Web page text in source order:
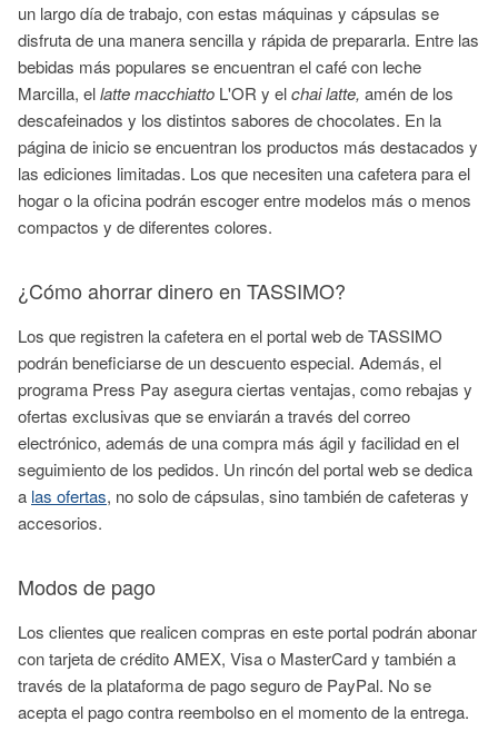
un largo día de trabajo, con estas máquinas y cápsulas se
disfruta de una manera sencilla y rápida de prepararla. Entre las
bebidas más populares se encuentran el café con leche
Marcilla, ellatte macchiatto L'OR y elchai latte, amén de los
descafeinados y los distintos sabores de chocolates. En la
página de inicio se encuentran los productos más destacados y
las ediciones limitadas. Los que necesiten una cafetera para el
hogar o la oficina podrán escoger entre modelos más o menos
compactos y de diferentes colores.
¿Cómo ahorrar dinero en TASSIMO?
Los que registren la cafetera en el portal web de TASSIMO
podrán beneficiarse de un descuento especial. Además, el
programa Press Pay asegura ciertas ventajas, como rebajas y
ofertas exclusivas que se enviarán a través del correo
electrónico, además de una compra más ágil y facilidad en el
seguimiento de los pedidos. Un rincón del portal web se dedica
a las ofertas, no solo de cápsulas, sino también de cafeteras y
accesorios.
Modos de pago
Los clientes que realicen compras en este portal podrán abonar
con tarjeta de crédito AMEX, Visa o MasterCard y también a
través de la plataforma de pago seguro de PayPal. No se
acepta el pago contra reembolso en el momento de la entrega.